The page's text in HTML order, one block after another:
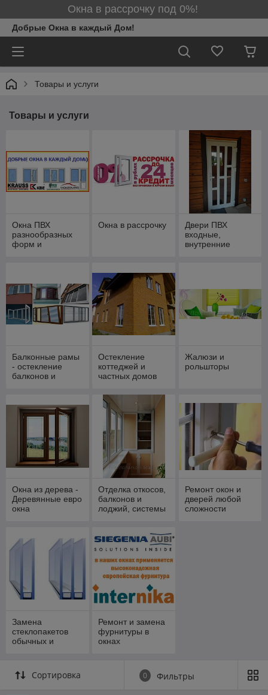
Окна в рассрочку под 0%!
Добрые Окна в каждый Дом!
Товары и услуги
Товары и услуги
Окна ПВХ
разнообразных
форм и
Окна в рассрочку
Двери ПВХ
входные,
внутренние
Балконные рамы
- остекление
балконов и
Остекление
коттеджей и
частных домов
Жалюзи и
рольшторы
Окна из дерева -
Деревянные евро
окна
Отделка откосов,
балконов и
лоджий, системы
крыши на
балконах и
лоджиях.
Ремонт окон и
дверей любой
сложности
Замена
стеклопакетов
обычных и
Ремонт и замена
фурнитуры в
окнах
Сортировка 0 Фильтры